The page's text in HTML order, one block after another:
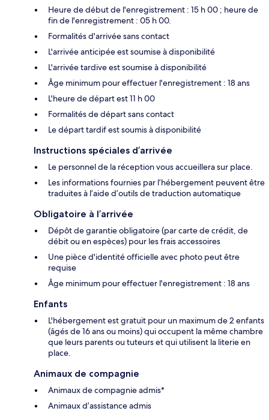
Heure de début de l'enregistrement : 15 h 00 ; heure de
fin de l'enregistrement : 05 h 00.
Formalités d'arrivée sans contact
L'arrivée anticipée est soumise à disponibilité
L'arrivée tardive est soumise à disponibilité
Âge minimum pour effectuer l'enregistrement : 18 ans
L'heure de départ est 11 h 00
Formalités de départ sans contact
Le départ tardif est soumis à disponibilité
Instructions spéciales d’arrivée
Le personnel de la réception vous accueillera sur place.
Les informations fournies par l’hébergement peuvent être
traduites à l’aide d’outils de traduction automatique
Obligatoire à l’arrivée
Dépôt de garantie obligatoire (par carte de crédit, de
débit ou en espèces) pour les frais accessoires
Une pièce d'identité officielle avec photo peut être
requise
Âge minimum pour effectuer l'enregistrement : 18 ans
Enfants
L'hébergement est gratuit pour un maximum de 2 enfants
(âgés de 16 ans ou moins) qui occupent la même chambre
que leurs parents ou tuteurs et qui utilisent la literie en
place.
Animaux de compagnie
Animaux de compagnie admis*
Animaux d’assistance admis